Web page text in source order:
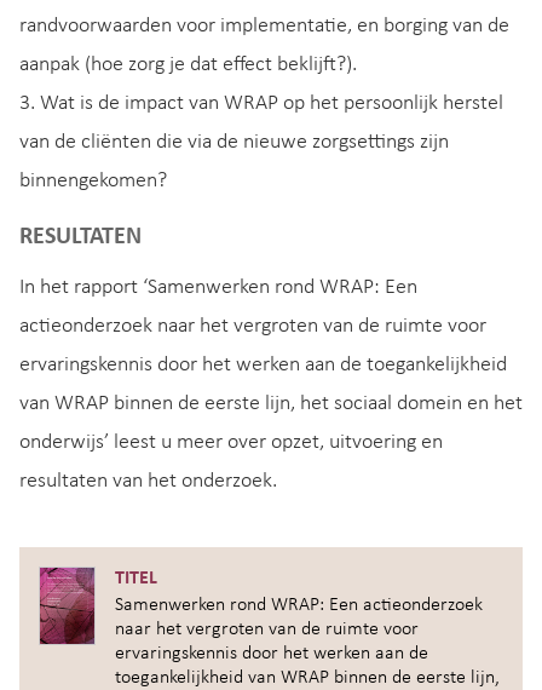
randvoorwaarden voor implementatie, en borging van de
aanpak (hoe zorg je dat effect beklijft?).
3. Wat is de impact van WRAP op het persoonlijk herstel
van de cliënten die via de nieuwe zorgsettings zijn
binnengekomen?
RESULTATEN
In het rapport ‘Samenwerken rond WRAP: Een
actieonderzoek naar het vergroten van de ruimte voor
ervaringskennis door het werken aan de toegankelijkheid
van WRAP binnen de eerste lijn, het sociaal domein en het
onderwijs’ leest u meer over opzet, uitvoering en
resultaten van het onderzoek.
TITEL
Samenwerken rond WRAP: Een actieonderzoek
naar het vergroten van de ruimte voor
ervaringskennis door het werken aan de
toegankelijkheid van WRAP binnen de eerste lijn,